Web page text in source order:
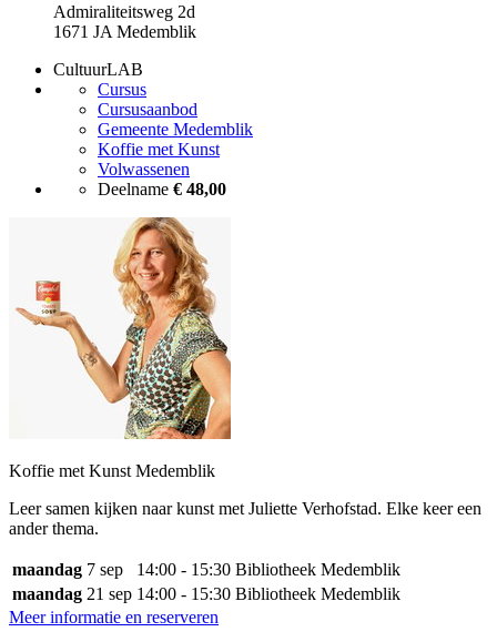
Admiraliteitsweg 2d
1671 JA Medemblik
CultuurLAB
Cursus
Cursusaanbod
Gemeente Medemblik
Koffie met Kunst
Volwassenen
Deelname € 48,00
Koffie met Kunst Medemblik
Leer samen kijken naar kunst met Juliette Verhofstad. Elke keer een
ander thema.
maandag 7 sep 14:00 - 15:30 Bibliotheek Medemblik
maandag 21 sep 14:00 - 15:30 Bibliotheek Medemblik
Meer informatie en reserveren